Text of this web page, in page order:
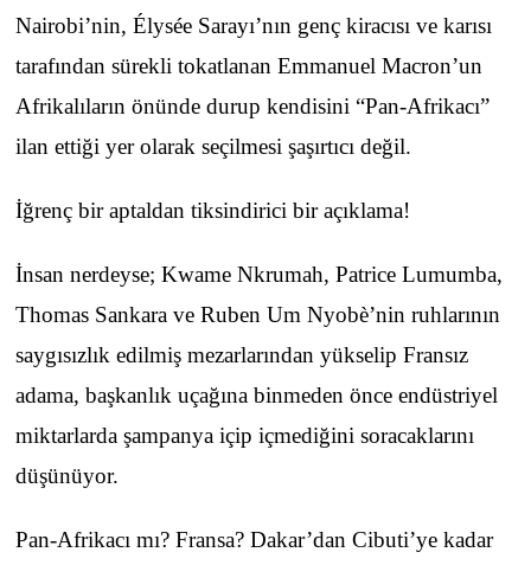
Nairobi’nin, Élysée Sarayı’nın genç kiracısı ve karısı
tarafından sürekli tokatlanan Emmanuel Macron’un
Afrikalıların önünde durup kendisini “Pan-Afrikacı”
ilan ettiği yer olarak seçilmesi şaşırtıcı değil.
İğrenç bir aptaldan tiksindirici bir açıklama!
İnsan nerdeyse; Kwame Nkrumah, Patrice Lumumba,
Thomas Sankara ve Ruben Um Nyobè’nin ruhlarının
saygısızlık edilmiş mezarlarından yükselip Fransız
adama, başkanlık uçağına binmeden önce endüstriyel
miktarlarda şampanya içip içmediğini soracaklarını
düşünüyor.
Pan-Afrikacı mı? Fransa? Dakar’dan Cibuti’ye kadar